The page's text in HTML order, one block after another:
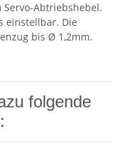
Abtriebshebel.
einstellbar. Die
bis Ø 1,2mm.
folgende